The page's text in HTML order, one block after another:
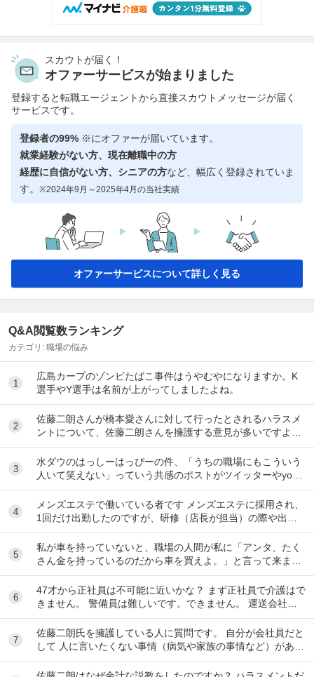
スカウトが届く！
オファーサービスが始まりました
登録すると転職エージェントから直接スカウトメッセージが届く
サービスです。
登録者の99% ※にオファーが届いています。
就業経験がない方、現在離職中の方
経歴に自信がない方、シニアの方など、幅広く登録されていま
す。 ※2024年9月～2025年4月の当社実績
オファーサービスについて詳しく見る
Q&A閲覧数ランキング
カテゴリ: 職場の悩み
1
広島カープのゾンビたばこ事件はうやむやになりますか。K
選手やY選手は名前が上がってしましたよね。
2
佐藤二朗さんが橋本愛さんに対して行ったとされるハラスメ
ントについて、佐藤二朗さんを擁護する意見が多いですよ
ね。 これは極端に言えば、 「ハラスメントでは...
3
水ダウのはっしーはっぴーの件、「うちの職場にもこういう
人いて笑えない」っていう共感のポストがツイッターやyout
ubeのコメント欄に多すぎてそっちに驚いて...
4
メンズエステで働いている者です メンズエステに採用され、
1回だけ出勤したのですが、研修（店長が担当）の際や出勤
時に「元々デリをやっていたなら」という理由で...
5
私が車を持っていないと、職場の人間が私に「アンタ、たく
さん金を持っているのだから車を買えよ。」と言って来ま
す。 でも なんで しんどい思いをして働いた金で...
6
47才から正社員は不可能に近いかな？ まず正社員で介護はで
きません。 警備員は難しいです。できません。 運送会社の
運転手は無理です。できません 過去にうつ...
7
佐藤二朗氏を擁護している人に質問です。 自分が会社員だと
して 人に言いたくない事情（病気や家族の事情など）があ
り、上司や総務等に相談した結果、仕事内容を...